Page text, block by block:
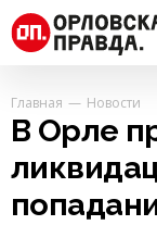
Главная Новости
В Орле